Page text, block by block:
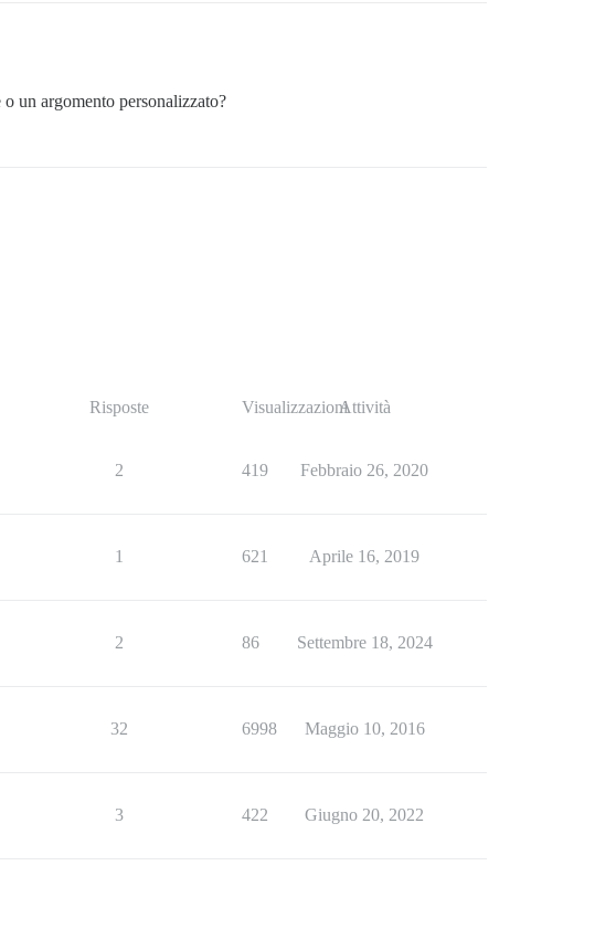
un argomento personalizzato?
Risposte VisualizzazioniAttività
2 419 Febbraio 26, 2020
1 621 Aprile 16, 2019
2 86 Settembre 18, 2024
32 6998 Maggio 10, 2016
3 422 Giugno 20, 2022